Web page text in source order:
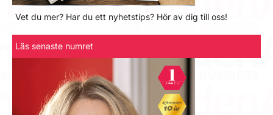
Vet du mer? Har du ett nyhetstips? Hör av dig till oss!
Läs senaste numret